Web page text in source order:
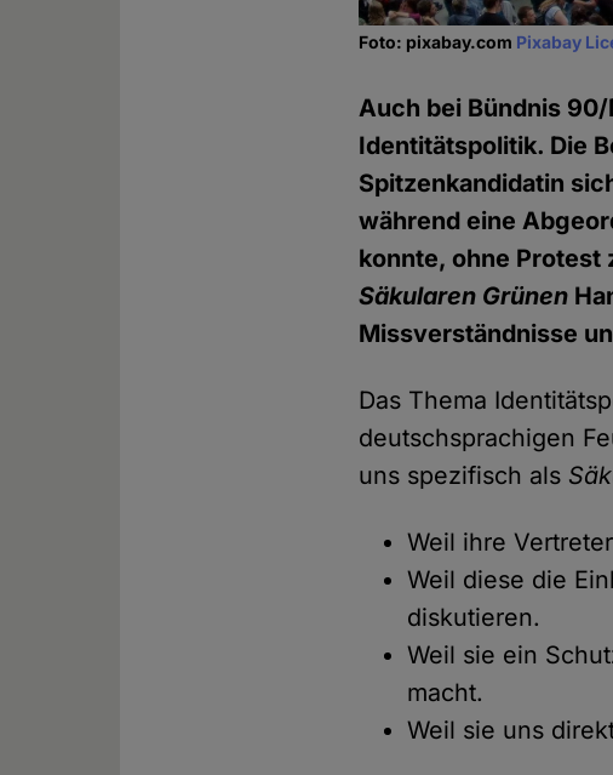
Foto: pixabay.com Pixabay
Auch bei Bündnis
Identitätspolitik. Die
Spitzenkandidatin
während eine
konnte, ohne Protest
Säkularen Grünen
Missverständnisse
Das Thema
deutschsprachigen
uns spezifisch als
Weil ihre
Weil diese die
diskutieren.
Weil sie ein
macht.
Weil sie uns